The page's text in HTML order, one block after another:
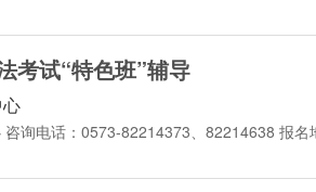
考试“特色班”辅导
询电话：0573-82214373、82214638 报